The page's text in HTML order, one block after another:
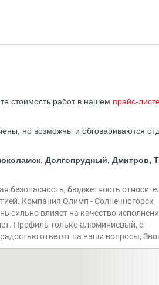
стоимость работ в нашем прайс-
но возможны и обговариваются
Долгопрудный, Дмитров,
безопасность, бюджетность
Компания Олимп - Солнечногорск
сильно влияет на качество
Профиль только алюминиевый, с
ответят на ваши вопросы,